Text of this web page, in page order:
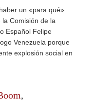
un «para qué»
Comisión de la
Español Felipe
Venezuela porque
explosión social en
,